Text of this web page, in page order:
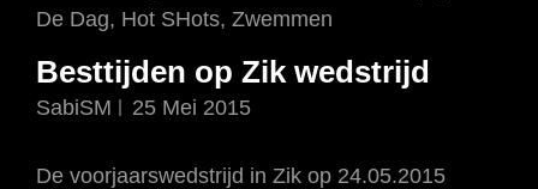
Links
De Dag, Hot SHots, Zwemmen
Besttijden op Zik wedstrijd
SabiSM 25 Mei 2015
De voorjaarswedstrijd in Zik op 24.05.2015